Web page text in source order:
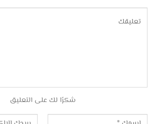
شكرًا لك على التعليق